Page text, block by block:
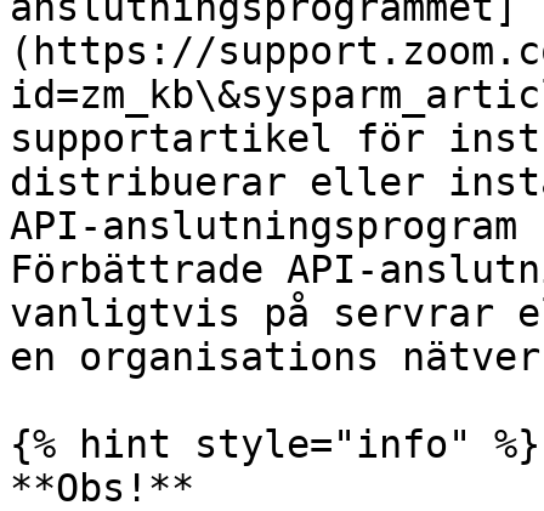
(https://
supportartikel för
distribuerar eller
API-
Förbättrade API-
vanligtvis på servrar
en organisations
{% hint style="info" %}
**Obs!**